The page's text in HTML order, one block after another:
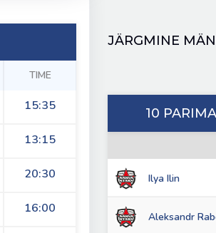
TIME
15:35
13:15
20:30
16:00
JÄRGMINE
10
Ilya Ilin
Aleksandr